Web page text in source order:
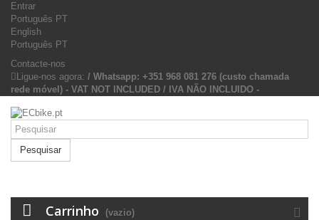
Entrar
Português PT
English
Português PT
Contacte-nos
Ligue-nos agora: / Whatsapp: +351 968 081 276 (custo chamada
rede móvel) - VAT NOT INCLUDED / IVA NÃO INCLUIDO -
Pesquisar
Carrinho (vazio)